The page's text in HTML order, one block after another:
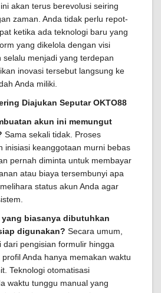
akan terus berevolusi seiring
zaman. Anda tidak perlu repot-
ketika ada teknologi baru yang
yang dikelola dengan visi
selalu menjadi yang terdepan
inovasi tersebut langsung ke
Anda miliki.
Diajukan Seputar OKTO88
akun ini memungut
Sama sekali tidak. Proses
inisiasi keanggotaan murni bebas
pernah diminta untuk membayar
atau biaya tersembunyi apa
status akun Anda agar
yang biasanya dibutuhkan
digunakan? Secara umum,
dari pengisian formulir hingga
Anda hanya memakan waktu
Teknologi otomatisasi
waktu tunggu manual yang